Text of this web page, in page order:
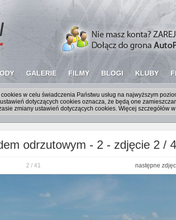
GALERIE FILMY BLOGI KLUBY
w celu świadczenia Państwu usług na najwyższym
dotyczących cookies oznacza, że będą one
zmiany ustawień dotyczących cookies. Więcej szczegółów
odrzutowym - 2 - zdjęcie 2 /
2 / 41 następne